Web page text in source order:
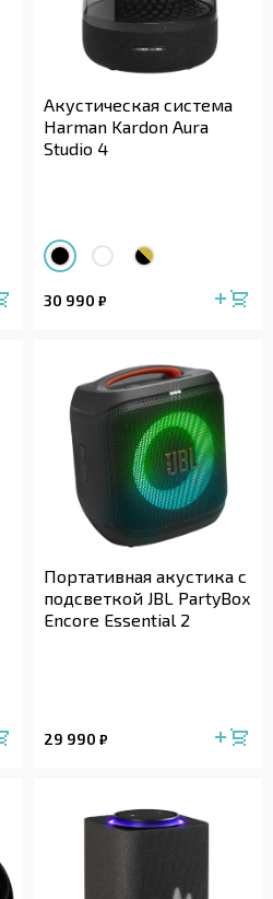
Акустическая система
Harman Kardon Aura
Studio 4
30 990 ₽
Портативная акустика с
подсветкой JBL PartyBox
Encore Essential 2
29 990 ₽